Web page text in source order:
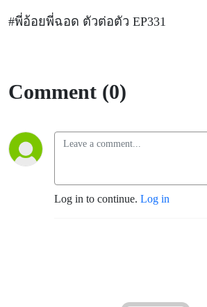
#พี่อ้อยพี่ฉอด ตัวต่อตัว EP331
Comment (0)
Log in to continue. Log in